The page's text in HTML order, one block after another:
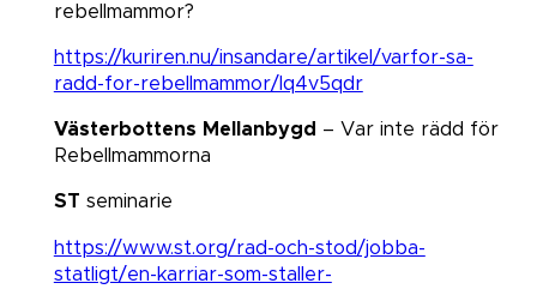
rebellmammor?
https://kuriren.nu/insandare/artikel/varfor-sa-
radd-for-rebellmammor/lq4v5qdr
Västerbottens Mellanbygd – Var inte rädd för
Rebellmammorna​​​​​​​
ST seminarie
https://www.st.org/rad-och-stod/jobba-
statligt/en-karriar-som-staller-